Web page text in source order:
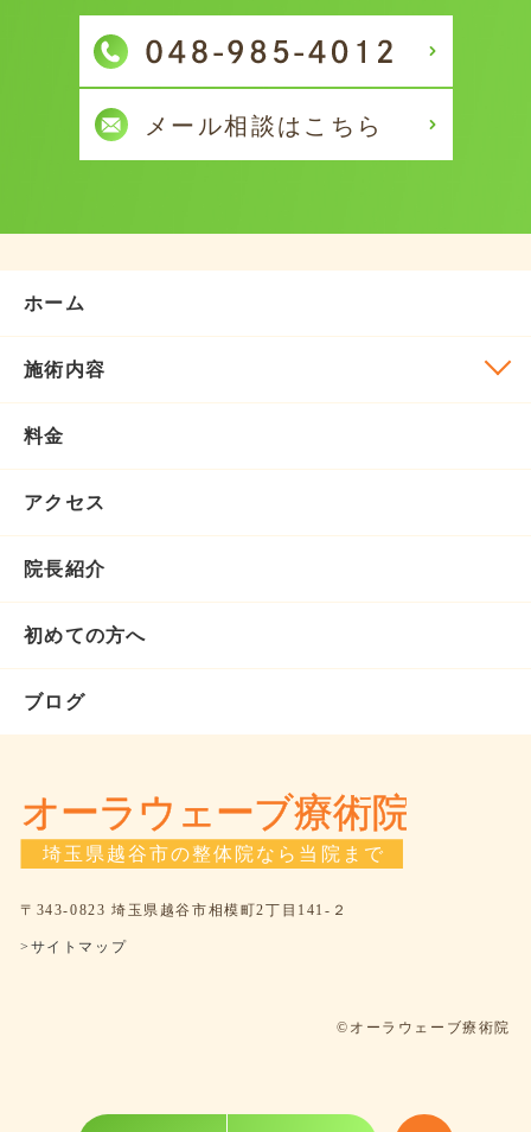
ホーム
施術内容
料金
アクセス
院長紹介
初めての方へ
ブログ
〒343-0823 埼玉県越谷市相模町2丁目141-２
>サイトマップ
©オーラウェーブ療術院